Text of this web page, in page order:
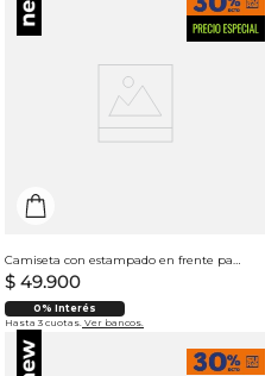
Camiseta con estampado en frente para hombre
$ 49.900
0% Interés
Hasta 3 cuotas. Ver bancos.